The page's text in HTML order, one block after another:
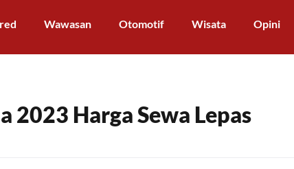
Wawasan Otomotif Wisata Opini
2023 Harga Sewa Lepas